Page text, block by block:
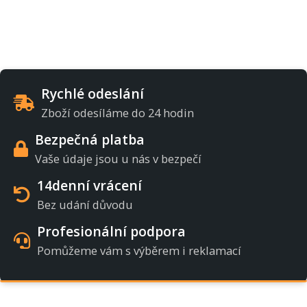
Rychlé odeslání
Zboží odesíláme do 24 hodin
Bezpečná platba
Vaše údaje jsou u nás v bezpečí
14denní vrácení
Bez udání důvodu
Profesionální podpora
Pomůžeme vám s výběrem i reklamací